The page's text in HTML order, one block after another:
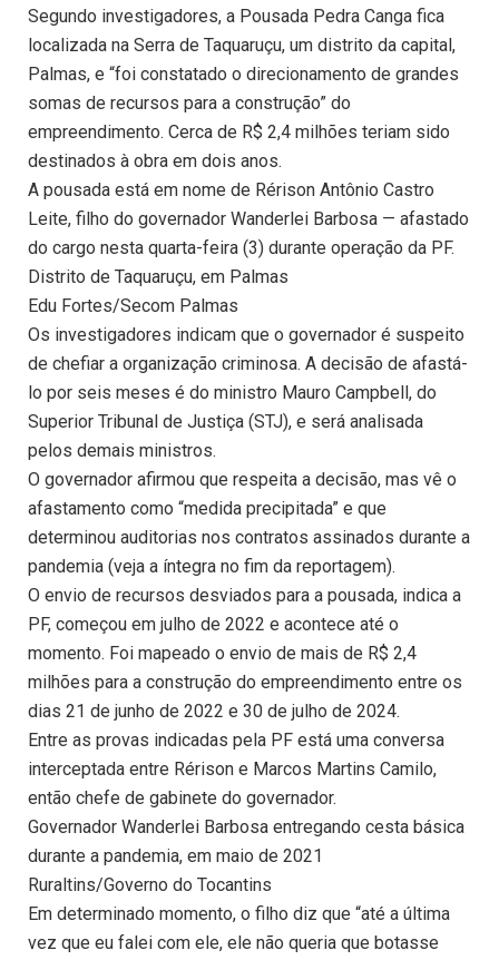
Segundo investigadores, a Pousada Pedra Canga fica
localizada na Serra de Taquaruçu, um distrito da capital,
Palmas, e “foi constatado o direcionamento de grandes
somas de recursos para a construção” do
empreendimento. Cerca de R$ 2,4 milhões teriam sido
destinados à obra em dois anos.
A pousada está em nome de Rérison Antônio Castro
Leite, filho do governador Wanderlei Barbosa — afastado
do cargo nesta quarta-feira (3) durante operação da PF.
Distrito de Taquaruçu, em Palmas
Edu Fortes/Secom Palmas
Os investigadores indicam que o governador é suspeito
de chefiar a organização criminosa. A decisão de afastá-
lo por seis meses é do ministro Mauro Campbell, do
Superior Tribunal de Justiça (STJ), e será analisada
pelos demais ministros.
O governador afirmou que respeita a decisão, mas vê o
afastamento como “medida precipitada” e que
determinou auditorias nos contratos assinados durante a
pandemia (veja a íntegra no fim da reportagem).
O envio de recursos desviados para a pousada, indica a
PF, começou em julho de 2022 e acontece até o
momento. Foi mapeado o envio de mais de R$ 2,4
milhões para a construção do empreendimento entre os
dias 21 de junho de 2022 e 30 de julho de 2024.
Entre as provas indicadas pela PF está uma conversa
interceptada entre Rérison e Marcos Martins Camilo,
então chefe de gabinete do governador.
Governador Wanderlei Barbosa entregando cesta básica
durante a pandemia, em maio de 2021
Ruraltins/Governo do Tocantins
Em determinado momento, o filho diz que “até a última
vez que eu falei com ele, ele não queria que botasse